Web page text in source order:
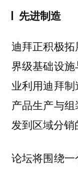
先进制造
迪拜正积极
界级基础设
业利用迪拜
产品生产与
发到区域分销
论坛将围绕